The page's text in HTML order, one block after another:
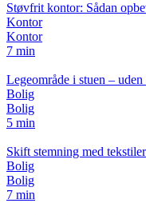
Støvfrit kontor: Sådan
Kontor
Kontor
7 min
Legeområde i stuen –
Bolig
Bolig
5 min
Skift stemning med
Bolig
Bolig
7 min